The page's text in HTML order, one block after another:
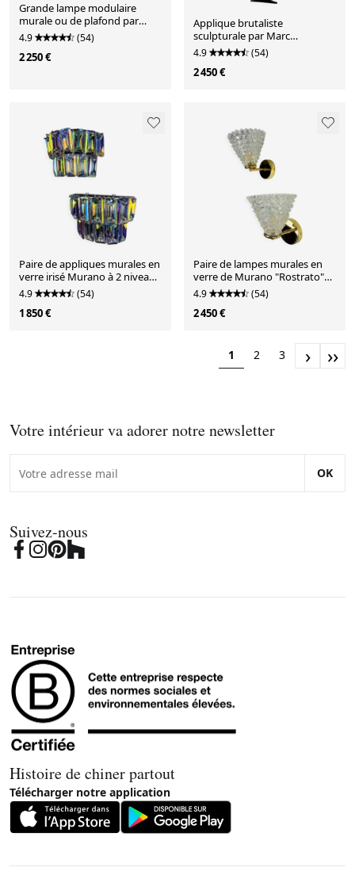
Grande lampe modulaire
murale ou de plafond par
Motoko Ishii pour Staff, 5
lumières, années 1970.
4.9 (54)
2 250 €
Applique brutaliste
sculpturale par Marc
Weinstein, Allemagne, années
4.9 (54)
2 450 €
Paire de appliques murales en
verre irisé Murano à 2 niveaux
de Paolo Venini, Italie, années
1970.
4.9 (54)
1 850 €
Paire de lampes murales en
verre de Murano "Rostrato"
de Barovier & Toso, Italie
années 1960
4.9 (54)
2 450 €
1 2 3 › ››
Votre intérieur va adorer notre newsletter
OK
Suivez-nous
Histoire de chiner partout
Télécharger notre application